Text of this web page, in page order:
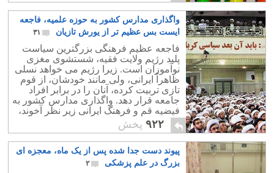
واگذاری مدارس کشور به حوزه علمیه، فاجعه
ایست بس عظیم تر از یورش تازیان
۳۱
فاجعه عظیم فرهنگی بزرگترین سیاست
پلید رژیم ولایت فقیه، شستشوی مغزی
نوآموزان است. زیرا رژیم می خواهد نسلی
ظاهراً ایرانی، ولی مانند خودشان، از قوم
تازی تربیت کرده، آنان را در برابر افراد
جامعه قرار دهد. واگذاری مدارس کشور به
فیضیه قم و فرهنگ ایرانی زیر نظر آخوند،
فاجعه ای بس عظیم و جبران ناپذیر است.
۹۲۲ پخش
پیوند دست جدا شده پس از یک ماه، معجزه ای
بزرگ در علم پزشکی
۲